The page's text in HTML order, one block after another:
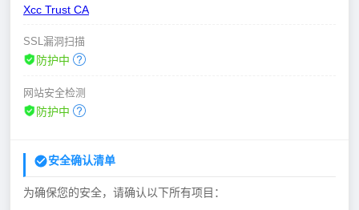
Xcc Trust CA
SSL漏洞扫描
防护中
网站安全检测
防护中
安全确认清单
为确保您的安全，请确认以下所有项目：